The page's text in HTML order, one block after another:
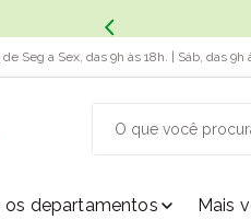
de Seg a Sex, das 9h às 18h. | Sáb, das 9h
os departamentos Mais
MAIS BUSCADOS